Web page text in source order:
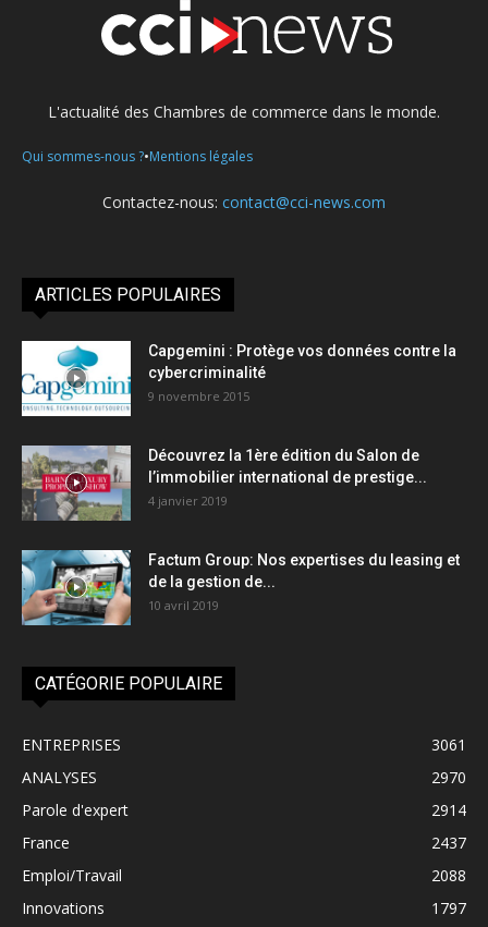
L'actualité des Chambres de commerce dans le monde.
Qui sommes-nous ?•Mentions légales
Contactez-nous: contact@cci-news.com
ARTICLES POPULAIRES
Capgemini : Protège vos données contre la
cybercriminalité
9 novembre 2015
Découvrez la 1ère édition du Salon de
l’immobilier international de prestige...
4 janvier 2019
Factum Group: Nos expertises du leasing et
de la gestion de...
10 avril 2019
CATÉGORIE POPULAIRE
ENTREPRISES
3061
ANALYSES
2970
Parole d'expert
2914
France
2437
Emploi/Travail
2088
Innovations
1797